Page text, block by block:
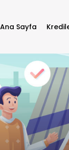
Ana Sayfa